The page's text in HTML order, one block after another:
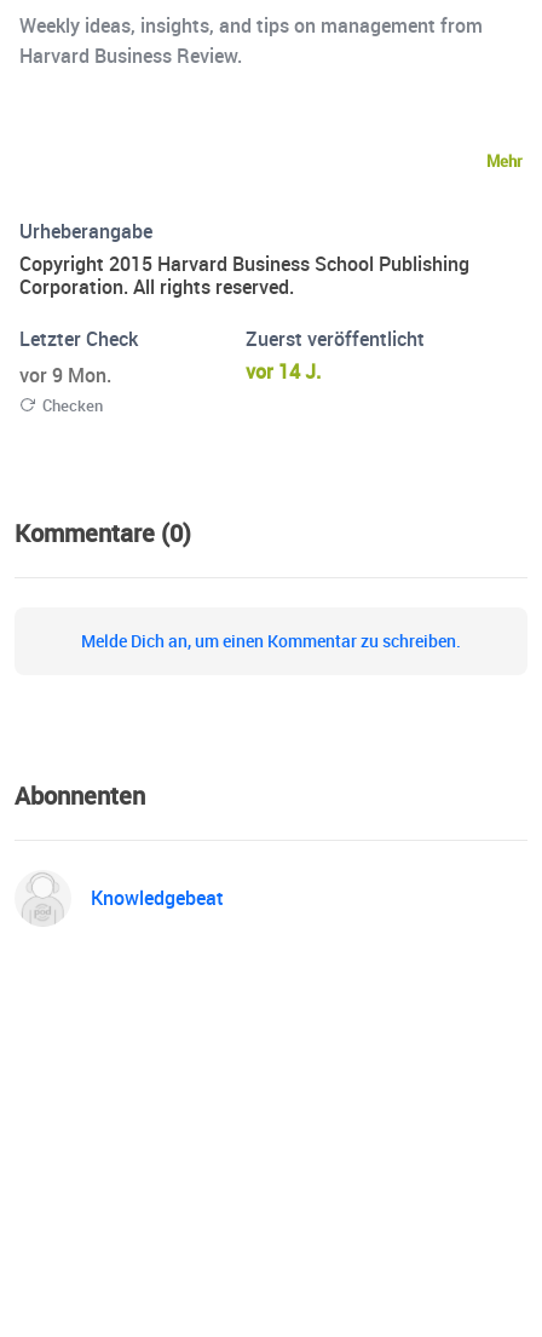
Weekly ideas, insights, and tips on management from
Harvard Business Review.
Mehr
Urheberangabe
Copyright 2015 Harvard Business School Publishing
Corporation. All rights reserved.
Letzter Check
vor 9 Mon.
Checken
Zuerst veröffentlicht
vor 14 J.
Kommentare (0)
Melde Dich an, um einen Kommentar zu schreiben.
Abonnenten
Knowledgebeat